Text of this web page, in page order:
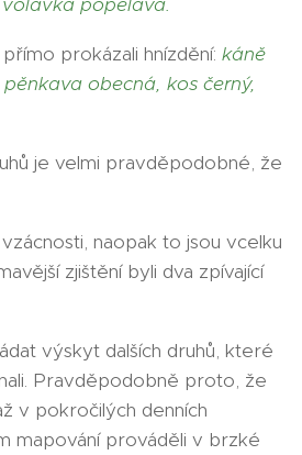
prokázali hnízdění: káně
obecná, kos černý,
je velmi pravděpodobné, že
naopak to jsou vcelku
zjištění byli dva zpívající
výskyt dalších druhů, které
Pravděpodobně proto, že
v pokročilých denních
mapování prováděli v brzké